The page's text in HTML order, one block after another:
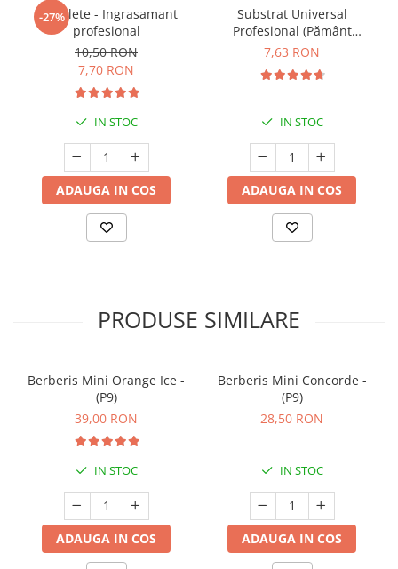
-27%
5 Tablete - Ingrasamant
profesional
10,50 RON
7,70 RON
IN STOC
ADAUGA IN COS
Substrat Universal
Profesional (Pământ
Premium) - 5 L
7,63 RON
IN STOC
ADAUGA IN COS
PRODUSE SIMILARE
Berberis Mini Orange Ice -
(P9)
39,00 RON
IN STOC
ADAUGA IN COS
Berberis Mini Concorde -
(P9)
28,50 RON
IN STOC
ADAUGA IN COS